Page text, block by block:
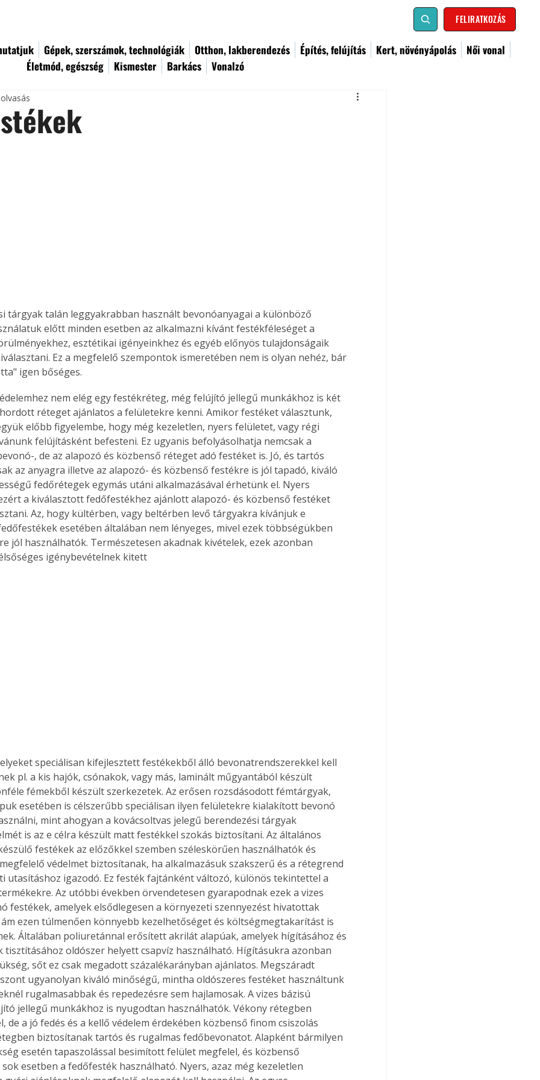
FELIRATKOZÁS
Gépek, szerszámok, technológiák Otthon, lakberendezés Építés, felújítás Kert, növényápolás
Női vonal
Életmód, egészség
Kismester Barkács Vonalzó
tárgyak talán leggyakrabban használt bevonóanyagai a különböző
előtt minden esetben az alkalmazni kívánt festékféleséget a
esztétikai igényeinkhez és egyéb előnyös tulajdonságaik
Ez a megfelelő szempontok ismeretében nem is olyan nehéz, bár
igen bőséges.
nem elég egy festékréteg, még felújító jellegű munkákhoz is két
réteget ajánlatos a felületekre kenni. Amikor festéket választunk,
előbb figyelembe, hogy még kezeletlen, nyers felületet, vagy régi
felújításként befesteni. Ez ugyanis befolyásolhatja nemcsak a
, de az alapozó és közbenső réteget adó festéket is. Jó, és tartós
az anyagra illetve az alapozó- és közbenső festékre is jól tapadó, kiváló
fedőrétegek egymás utáni alkalmazásával érhetünk el. Nyers
a kiválasztott fedőfestékhez ajánlott alapozó- és közbenső festéket
Az, hogy kültérben, vagy beltérben levő tárgyakra kívánjuk e
esetében általában nem lényeges, mivel ezek többségükben
jól használhatók. Természetesen akadnak kivételek, ezek azonban
igénybevételnek kitett
speciálisan kifejlesztett festékekből álló bevonatrendszerekkel kell
pl. a kis hajók, csónakok, vagy más, laminált műgyantából készült
fémekből készült szerkezetek. Az erősen rozsdásodott fémtárgyak,
esetében is célszerűbb speciálisan ilyen felületekre kialakított bevonó
mint ahogyan a kovácsoltvas jelegű berendezési tárgyak
is az e célra készült matt festékkel szokás biztosítani. Az általános
festékek az előzőkkel szemben széleskörűen használhatók és
védelmet biztosítanak, ha alkalmazásuk szakszerű és a rétegrend
utasításhoz igazodó. Ez festék fajtánként változó, különös tekintettel a
Az utóbbi években örvendetesen gyarapodnak ezek a vizes
festékek, amelyek elsődlegesen a környezeti szennyezést hivatottak
ezen túlmenően könnyebb kezelhetőséget és költségmegtakarítást is
Általában poliuretánnal erősített akrilát alapúak, amelyek hígításához és
tisztításához oldószer helyett csapvíz használható. Hígításukra azonban
sőt ez csak megadott százalékarányban ajánlatos. Megszáradt
ugyanolyan kiváló minőségű, mintha oldószeres festéket használtunk
rugalmasabbak és repedezésre sem hajlamosak. A vizes bázisú
jellegű munkákhoz is nyugodtan használhatók. Vékony rétegben
de a jó fedés és a kellő védelem érdekében közbenső finom csiszolás
biztosítanak tartós és rugalmas fedőbevonatot. Alapként bármilyen
esetén tapaszolással besimított felület megfelel, és közbenső
esetben a fedőfesték használható. Nyers, azaz még kezeletlen